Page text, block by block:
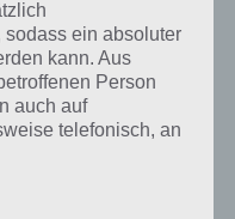
Informationen parat!
auf Facebook
ein absoluter
kann. Aus
Person
auch auf
telefonisch, an